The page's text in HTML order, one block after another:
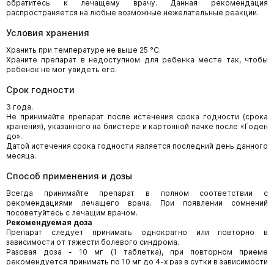
обратитесь к лечащему врачу. Данная рекомендация
распространяется на любые возможные нежелательные реакции.
Условия хранения
Хранить при температуре не выше 25 °С.
Храните препарат в недоступном для ребенка месте так, чтобы
ребенок не мог увидеть его.
Срок годности
3 года.
Не принимайте препарат после истечения срока годности (срока
хранения), указанного на блистере и картонной пачке после «Годен
до».
Датой истечения срока годности является последний день данного
месяца.
Способ применения и дозы
Всегда принимайте препарат в полном соответствии с
рекомендациями лечащего врача. При появлении сомнений
посоветуйтесь с лечащим врачом.
Рекомендуемая доза
Препарат следует принимать однократно или повторно в
зависимости от тяжести болевого синдрома.
Разовая доза - 10 мг (1 таблетка), при повторном приеме
рекомендуется принимать по 10 мг до 4-х раз в сутки в зависимости